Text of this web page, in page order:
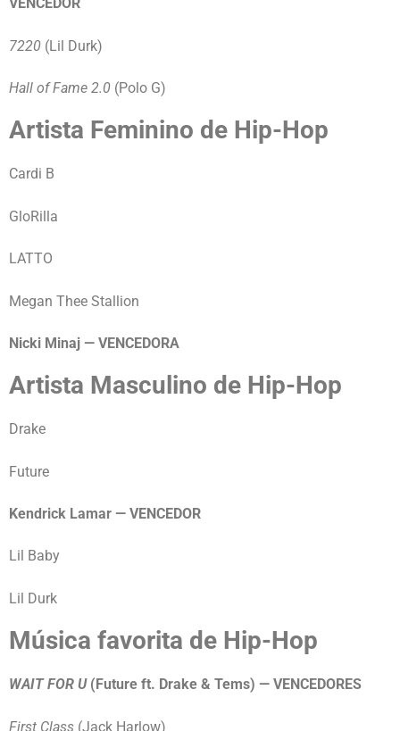
7220 (Lil Durk)
Hall of Fame 2.0 (Polo G)
Artista Feminino de Hip-Hop
Cardi B
GloRilla
LATTO
Megan Thee Stallion
Nicki Minaj — VENCEDORA
Artista Masculino de Hip-Hop
Drake
Future
Kendrick Lamar — VENCEDOR
Lil Baby
Lil Durk
Música favorita de Hip-Hop
WAIT FOR U(Future ft. Drake & Tems) — VENCEDORES
First Class (Jack Harlow)